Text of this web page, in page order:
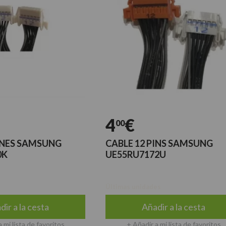
cesta
€
CABLE 12 PINS SAMSUNG
UE55RU7172U
Añadir a la cesta